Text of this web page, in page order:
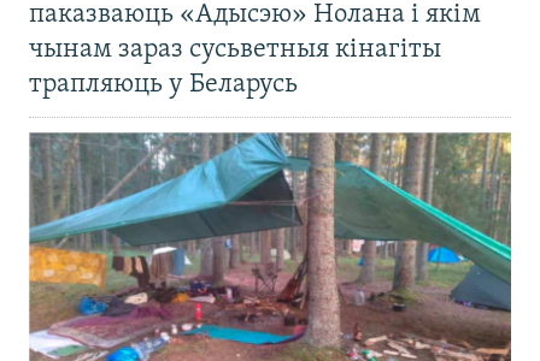
паказваюць «Адысэю» Нолана і якім
чынам зараз сусьветныя кінагіты
трапляюць у Беларусь